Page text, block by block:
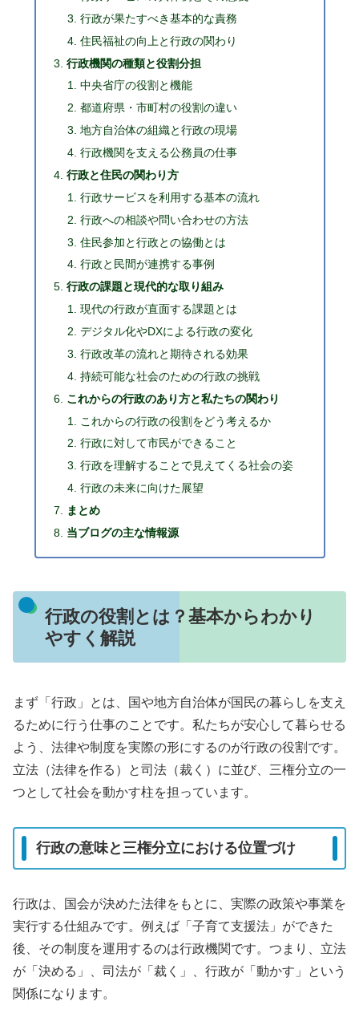
行政が果たすべき基本的な責務
住民福祉の向上と行政の関わり
行政機関の種類と役割分担
中央省庁の役割と機能
都道府県・市町村の役割の違い
地方自治体の組織と行政の現場
行政機関を支える公務員の仕事
行政と住民の関わり方
行政サービスを利用する基本の流れ
行政への相談や問い合わせの方法
住民参加と行政との協働とは
行政と民間が連携する事例
行政の課題と現代的な取り組み
現代の行政が直面する課題とは
デジタル化やDXによる行政の変化
行政改革の流れと期待される効果
持続可能な社会のための行政の挑戦
これからの行政のあり方と私たちの関わり
これからの行政の役割をどう考えるか
行政に対して市民ができること
行政を理解することで見えてくる社会の姿
行政の未来に向けた展望
まとめ
当ブログの主な情報源
行政の役割とは？基本からわかり
やすく解説
まず「行政」とは、国や地方自治体が国民の暮らしを支え
るために行う仕事のことです。私たちが安心して暮らせる
よう、法律や制度を実際の形にするのが行政の役割です。
立法（法律を作る）と司法（裁く）に並び、三権分立の一
つとして社会を動かす柱を担っています。
行政の意味と三権分立における位置づけ
行政は、国会が決めた法律をもとに、実際の政策や事業を
実行する仕組みです。例えば「子育て支援法」ができた
後、その制度を運用するのは行政機関です。つまり、立法
が「決める」、司法が「裁く」、行政が「動かす」という
関係になります。